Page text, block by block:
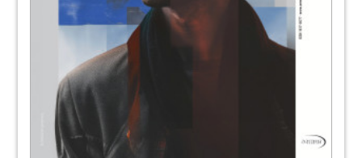
Dorothee Holsten
Ostseekongress am 22. und 23. Mai – Ein
Must-have für die ganze Familie
(newsartikel)
Lokalantibiotikum: „Auch bei
hoffnungslosen Fällen“